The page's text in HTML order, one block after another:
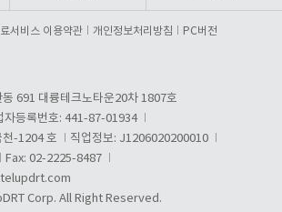
서비스 이용약관 개인정보처리방침 PC버전
691 대륭테크노타운20차 1807호
자등록번호: 441-87-01934
천-1204 호
직업정보: J1206020200010
Fax: 02-2225-8487
Corp. All Right Reserved.